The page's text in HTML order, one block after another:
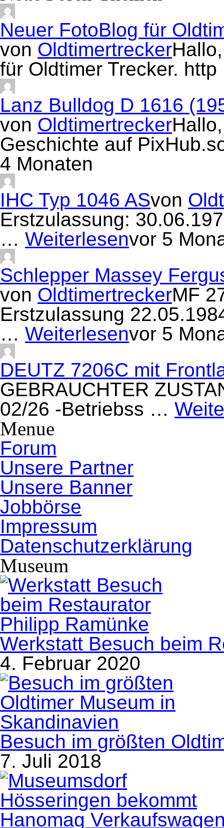
Neuer FotoBlog für
von Oldtimertrecker
für Oldtimer Trecker.
Lanz Bulldog D 1616
von Oldtimertrecker
Geschichte auf
4 Monaten
IHC Typ 1046 ASvon
Erstzulassung:
… Weiterlesenvor 5
Schlepper Massey
von OldtimertreckerMF
Erstzulassung
… Weiterlesenvor 5
DEUTZ 7206C mit
GEBRAUCHTER
02/26 -Betriebss …
Menue
Forum
Unsere Partner
Unsere Banner
Jobbörse
Impressum
Datenschutzerklärung
Museum
Werkstatt Besuch beim
4. Februar 2020
Besuch im größten
7. Juli 2018